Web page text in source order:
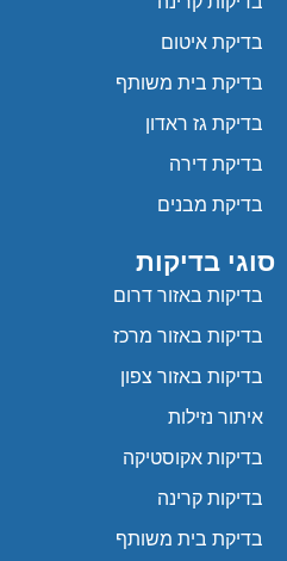
בדיקת איטום
בדיקת בית משותף
בדיקת גז ראדון
בדיקת דירה
בדיקת מבנים
סוגי בדיקות
בדיקות באזור דרום
בדיקות באזור מרכז
בדיקות באזור צפון
איתור נזילות
בדיקות אקוסטיקה
בדיקות קרינה
בדיקת בית משותף